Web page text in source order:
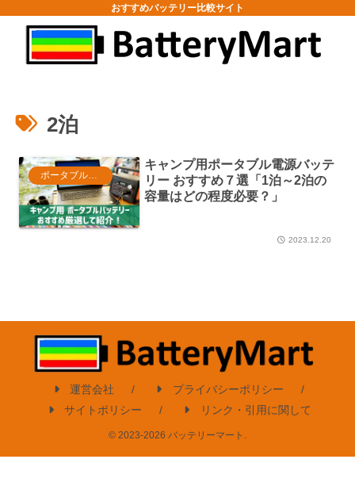
おすすめバッテリー比較サイト
2泊
ポータブル電源
キャンプ用ポータブル電源バッテ
リー おすすめ７選「1泊～2泊の
容量はどの程度必要？」
2023.12.20
運営会社
プライバシーポリシー
サイトポリシー
リンク・引用に関して
© 2023-2026 バッテリーマート.